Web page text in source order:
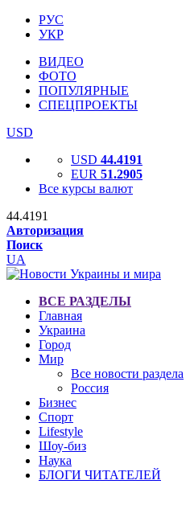
РУС
УКР
ВИДЕО
ФОТО
ПОПУЛЯРНЫЕ
СПЕЦПРОЕКТЫ
USD
USD 44.4191
EUR 51.2905
Все курсы валют
44.4191
Авторизация
Поиск
UA
ВСЕ РАЗДЕЛЫ
Главная
Украина
Город
Мир
Все новости раздела
Россия
Бизнес
Спорт
Lifestyle
Шоу-биз
Наука
БЛОГИ ЧИТАТЕЛЕЙ